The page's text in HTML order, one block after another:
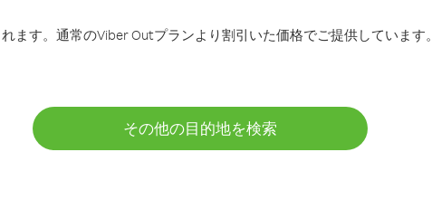
ます。通常のViber Outプランより割引いた価格でご提供しています。
その他の目的地を検索